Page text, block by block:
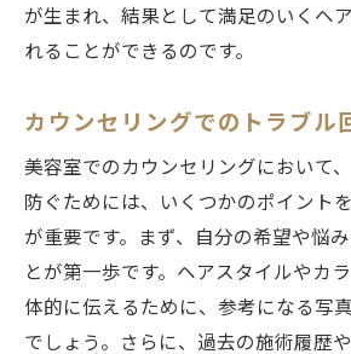
が生まれ、結果として満足のいくヘ
れることができるのです。
カウンセリングでのトラブル
美容室でのカウンセリングにおいて
防ぐためには、いくつかのポイント
が重要です。まず、自分の希望や悩
とが第一歩です。ヘアスタイルやカ
体的に伝えるために、参考になる写
でしょう。さらに、過去の施術履歴